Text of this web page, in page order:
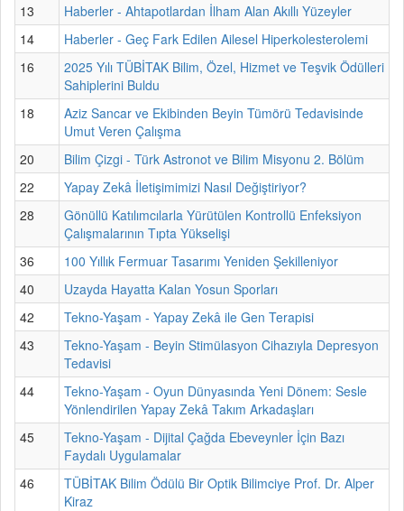
13
Haberler - Ahtapotlardan İlham Alan Akıllı Yüzeyler
14
Haberler - Geç Fark Edilen Ailesel Hiperkolesterolemi
16
2025 Yılı TÜBİTAK Bilim, Özel, Hizmet ve Teşvik Ödülleri
Sahiplerini Buldu
18
Aziz Sancar ve Ekibinden Beyin Tümörü Tedavisinde
Umut Veren Çalışma
20
Bilim Çizgi - Türk Astronot ve Bilim Misyonu 2. Bölüm
22
Yapay Zekâ İletişimimizi Nasıl Değiştiriyor?
28
Gönüllü Katılımcılarla Yürütülen Kontrollü Enfeksiyon
Çalışmalarının Tıpta Yükselişi
36
100 Yıllık Fermuar Tasarımı Yeniden Şekilleniyor
40
Uzayda Hayatta Kalan Yosun Sporları
42
Tekno-Yaşam - Yapay Zekâ ile Gen Terapisi
43
Tekno-Yaşam - Beyin Stimülasyon Cihazıyla Depresyon
Tedavisi
44
Tekno-Yaşam - Oyun Dünyasında Yeni Dönem: Sesle
Yönlendirilen Yapay Zekâ Takım Arkadaşları
45
Tekno-Yaşam - Dijital Çağda Ebeveynler İçin Bazı
Faydalı Uygulamalar
46
TÜBİTAK Bilim Ödülü Bir Optik Bilimciye Prof. Dr. Alper
Kiraz